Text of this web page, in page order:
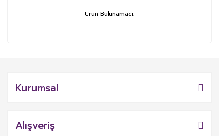
Ürün Bulunamadı.
Kurumsal
Alışveriş